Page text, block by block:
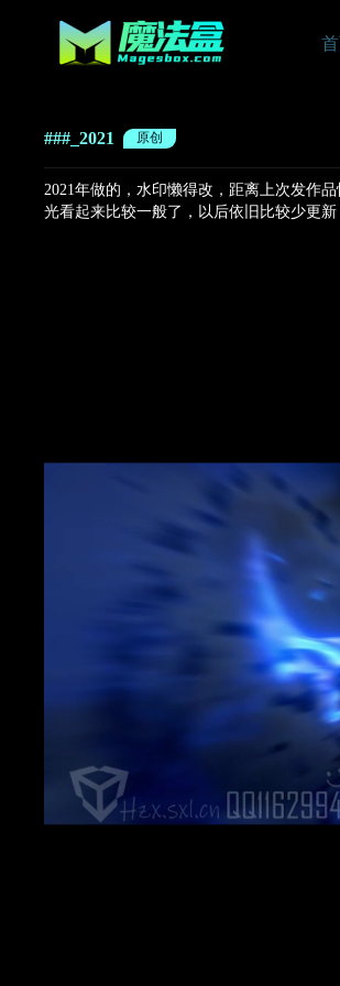
###_2021 原创
2021年做的，水印懒得改，距离上次发作
光看起来比较一般了，以后依旧比较少更新